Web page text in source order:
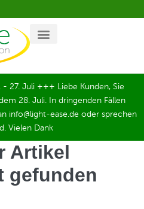
- 27. Juli +++ Liebe Kunden, Sie
28. Juli. In dringenden Fällen
info@light-ease.de oder sprechen
Vielen Dank
Artikel
gefunden